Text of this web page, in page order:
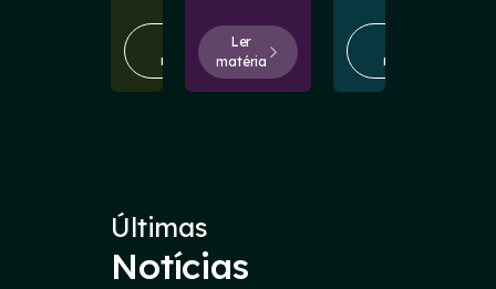
matéria
Ler
matéria
matéria
Últimas
Notícias